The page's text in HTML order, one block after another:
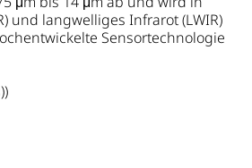
und langwelliges Infrarot (LWIR)
Sensortechnologie